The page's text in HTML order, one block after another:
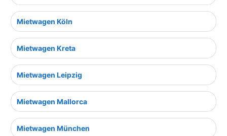
Mietwagen Köln
Mietwagen Kreta
Mietwagen Leipzig
Mietwagen Mallorca
Mietwagen München